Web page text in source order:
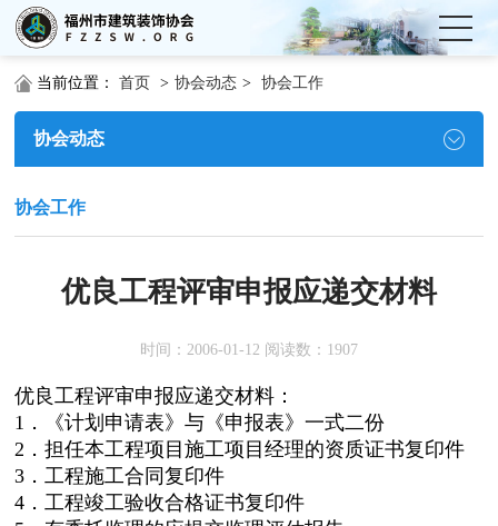
当前位置：首页 > 协会动态 > 协会工作
协会动态
协会工作
优良工程评审申报应递交材料
时间：2006-01-12 阅读数：1907
优良工程评审申报应递交材料：
1．《计划申请表》与《申报表》一式二份
2．担任本工程项目施工项目经理的资质证书复印件
3．工程施工合同复印件
4．工程竣工验收合格证书复印件